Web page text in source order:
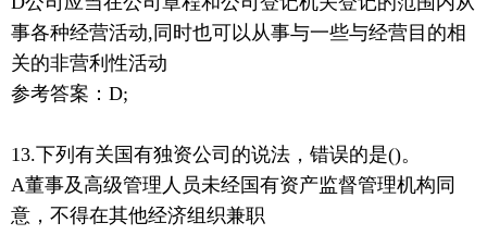
事各种经营活动,同时也可以从事与一些与经营目的相
关的非营利性活动
参考答案：D;
13.下列有关国有独资公司的说法，错误的是()。
A董事及高级管理人员未经国有资产监督管理机构同
意，不得在其他经济组织兼职